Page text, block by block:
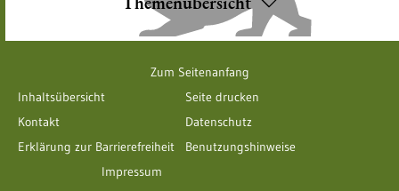
Zum Seitenanfang
Inhaltsübersicht
Seite drucken
Kontakt
Datenschutz
Erklärung zur Barrierefreiheit
Benutzungshinweise
Impressum